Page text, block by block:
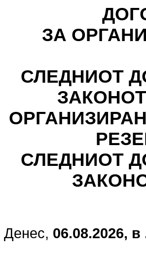
ЗА
СЛЕДНИОТ
СЛЕДНИОТ
Денес, 06.08.2026, в